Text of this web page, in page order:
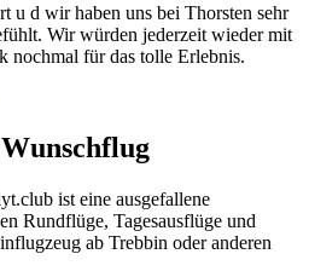
u d wir haben uns bei Thorsten sehr
Wir würden jederzeit wieder mit
nochmal für das tolle Erlebnis.
ist eine ausgefallene
Rundflüge, Tagesausflüge und
ab Trebbin oder anderen